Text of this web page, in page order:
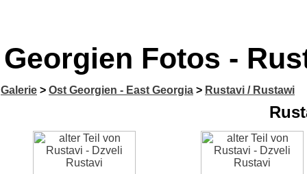
Georgien Fotos -
Galerie > Ost Georgien - East Georgia > Rustavi / Rustawi